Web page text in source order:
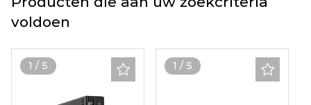
voldoen
1 / 5 1 / 5